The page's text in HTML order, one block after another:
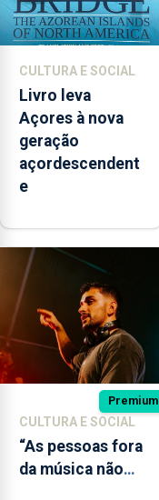
CULTURA E SOCIAL
Livro leva
Açores à nova
geração
açordescendent
e
Premium
CULTURA E SOCIAL
“As pessoas fora
da música não